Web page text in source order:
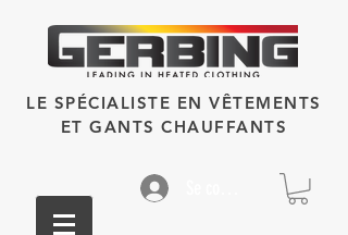
LE SPÉCIALISTE EN VÊTEMENTS
ET GANTS CHAUFFANTS